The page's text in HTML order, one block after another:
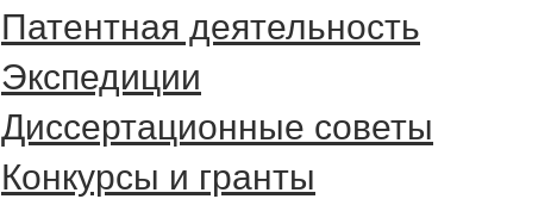
Патентная деятельность
Экспедиции
Диссертационные советы
Конкурсы и гранты